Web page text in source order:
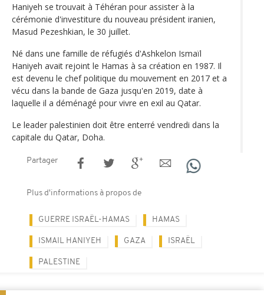
Haniyeh se trouvait à Téhéran pour assister à la
cérémonie d'investiture du nouveau président iranien,
Masud Pezeshkian, le 30 juillet.
Né dans une famille de réfugiés d'Ashkelon Ismaïl
Haniyeh avait rejoint le Hamas à sa création en 1987. Il
est devenu le chef politique du mouvement en 2017 et a
vécu dans la bande de Gaza jusqu'en 2019, date à
laquelle il a déménagé pour vivre en exil au Qatar.
Le leader palestinien doit être enterré vendredi dans la
capitale du Qatar, Doha.
Partager
Plus d'informations à propos de
GUERRE ISRAËL-HAMAS HAMAS
ISMAIL HANIYEH GAZA ISRAËL
PALESTINE